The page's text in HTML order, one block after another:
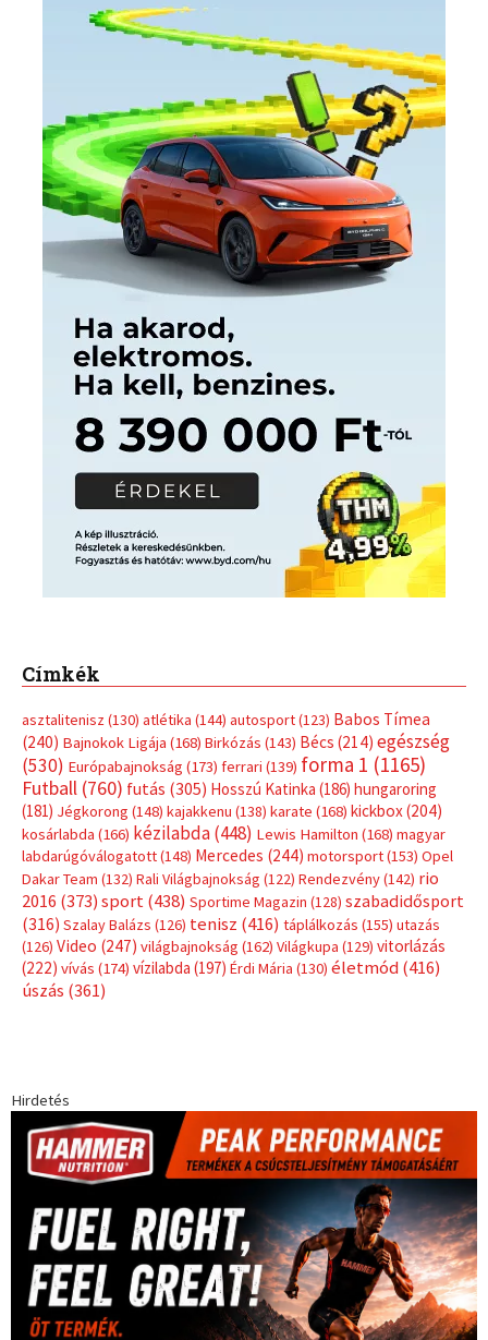
Címkék
asztalitenisz (130) atlétika (144) autosport(123) Babos Tímea
(240) Bajnokok Ligája (168) Birkózás (143) Bécs (214) egészség
(530) Európabajnokság (173) ferrari (139) forma 1 (1165)
Futball (760) futás (305) Hosszú Katinka (186) hungaroring
(181) Jégkorong (148) kajakkenu (138) karate (168) kickbox(204)
kosárlabda (166) kézilabda(448) Lewis Hamilton (168) magyar
labdarúgóválogatott(148) Mercedes (244) motorsport(153) Opel
Dakar Team (132) Rali Világbajnokság (122) Rendezvény(142) rio
2016 (373) sport(438) Sportime Magazin (128) szabadidősport
(316) Szalay Balázs (126) tenisz (416) táplálkozás (155) utazás
(126) Video (247) világbajnokság (162) Világkupa (129) vitorlázás
(222) vívás (174) vízilabda (197) Érdi Mária (130) életmód(416)
úszás (361)
Hirdetés